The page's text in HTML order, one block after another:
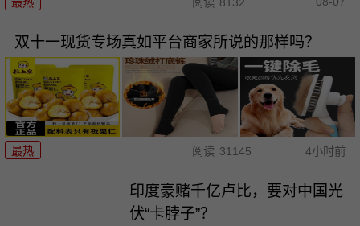
双十一现货专场真如平台商家所说的那样吗？
最热 阅读 31145 4小时前
印度豪赌千亿卢比，要对中国光
伏“卡脖子”？